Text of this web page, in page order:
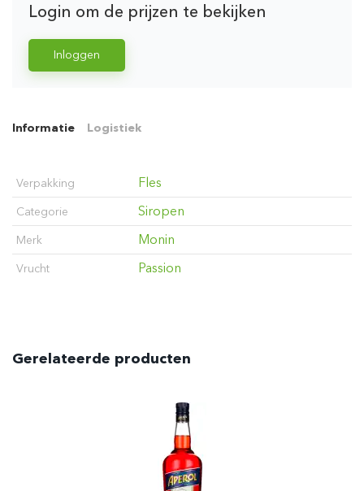
Login om de prijzen te bekijken
Inloggen
Informatie Logistiek
Verpakking Fles
Categorie Siropen
Merk Monin
Vrucht Passion
Gerelateerde producten